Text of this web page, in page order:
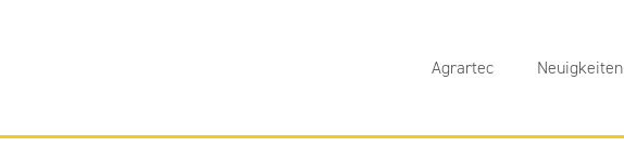
Agrartec Neuigkeiten